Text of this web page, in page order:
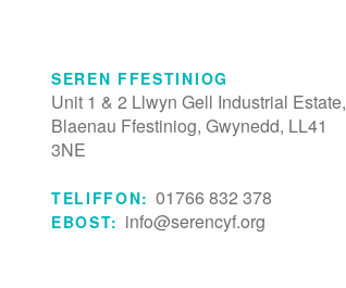
SEREN FFESTINIOG
Unit 1 & 2 Llwyn Gell Industrial Estate,
Blaenau Ffestiniog, Gwynedd, LL41
3NE
TELIFFON: 01766 832 378
EBOST: info@serencyf.org